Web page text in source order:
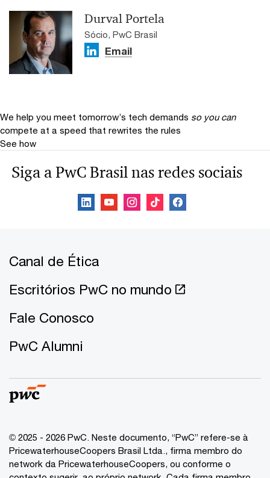
Durval Portela
Sócio, PwC Brasil
Email
We help you meet tomorrow’s tech demands so you can
compete at a speed that rewrites the rules
See how
Siga a PwC Brasil nas redes sociais
Canal de Ética
Escritórios PwC no mundo
Fale Conosco
PwC Alumni
© 2025 - 2026 PwC. Neste documento, “PwC” refere-se à
PricewaterhouseCoopers Brasil Ltda., firma membro do
network da PricewaterhouseCoopers, ou conforme o